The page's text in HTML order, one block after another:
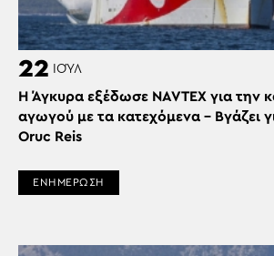
22 ΙΟΎΛ
Η Άγκυρα εξέδωσε NAVTEX για την
αγωγού με τα κατεχόμενα – Βγάζει
Oruc Reis
ΕΝΗΜΕΡΩΣΗ